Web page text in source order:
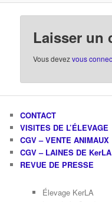
Laisser un
Vous devezvous
CONTACT
VISITES DE L’ÉLEVAGE
CGV – VENTE ANIMAUX
CGV – LAINES DE KerLA
REVUE DE PRESSE
Élevage KerLA